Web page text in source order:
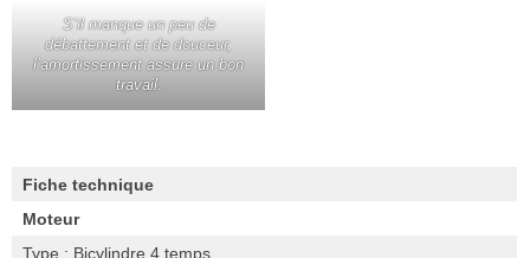
S’il manque un peu de
débattement et de douceur,
l’amortissement assure un bon
travail.
Fiche technique
Moteur
Type : Bicylindre 4 temps